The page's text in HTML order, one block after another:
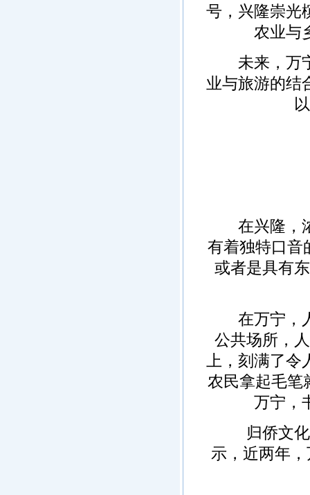
号，兴隆崇光
农业与
未来，万宁
业与旅游的结
在兴隆，浓
有着独特口音
或者是具有
在万宁，人
公共场所，
上，刻满了
农民拿起毛
万宁，
归侨文化
示，近两年